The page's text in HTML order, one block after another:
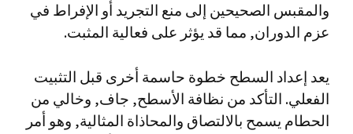
والمقبس الصحيحين إلى منع التجريد أو الإفراط في
عزم الدوران, مما قد يؤثر على فعالية المثبت.
يعد إعداد السطح خطوة حاسمة أخرى قبل التثبيت
الفعلي. التأكد من نظافة الأسطح, جاف, وخالي من
الحطام يسمح بالالتصاق والمحاذاة المثالية, وهو أمر